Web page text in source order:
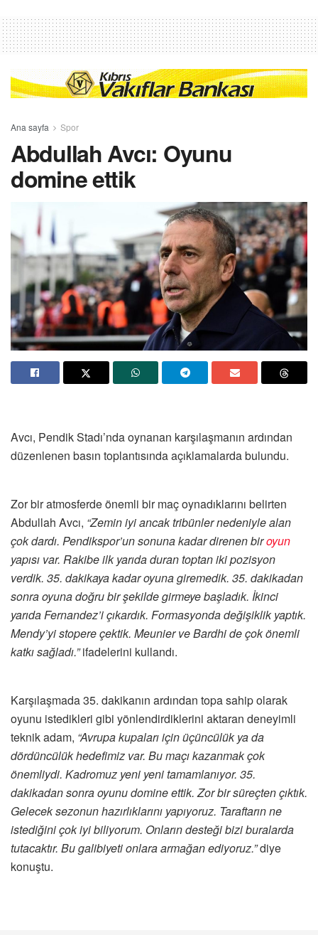
Ana sayfa Spor
Abdullah Avcı: Oyunu
domine ettik
Avcı, Pendik Stadı’nda oynanan karşılaşmanın ardından
düzenlenen basın toplantısında açıklamalarda bulundu.
Zor bir atmosferde önemli bir maç oynadıklarını belirten
Abdullah Avcı, “Zemin iyi ancak tribünler nedeniyle alan
çok dardı. Pendikspor’un sonuna kadar direnen biroyun
yapısı var. Rakibe ilk yarıda duran toptan iki pozisyon
verdik. 35. dakikaya kadar oyuna giremedik. 35. dakikadan
sonra oyuna doğru bir şekilde girmeye başladık. İkinci
yarıda Fernandez’i çıkardık. Formasyonda değişiklik yaptık.
Mendy’yi stopere çektik. Meunier ve Bardhi de çok önemli
katkı sağladı.”ifadelerini kullandı.
Karşılaşmada 35. dakikanın ardından topa sahip olarak
oyunu istedikleri gibi yönlendirdiklerini aktaran deneyimli
teknik adam, “Avrupa kupaları için üçüncülük ya da
dördüncülük hedefimiz var. Bu maçı kazanmak çok
önemliydi. Kadromuz yeni yeni tamamlanıyor. 35.
dakikadan sonra oyunu domine ettik. Zor bir süreçten çıktık.
Gelecek sezonun hazırlıklarını yapıyoruz. Taraftarın ne
istediğini çok iyi biliyorum. Onların desteği bizi buralarda
tutacaktır. Bu galibiyeti onlara armağan ediyoruz.”diye
konuştu.